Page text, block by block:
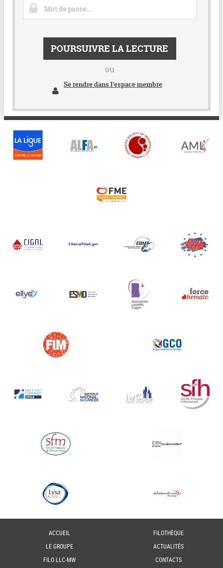
POURSUIVRE LA LECTURE
ou
Se rendre dans l'espace membre
ACCUEIL
LE GROUPE
FILO LLC-MW
FILOTHÈQUE
ACTUALITÉS
CONTACTS